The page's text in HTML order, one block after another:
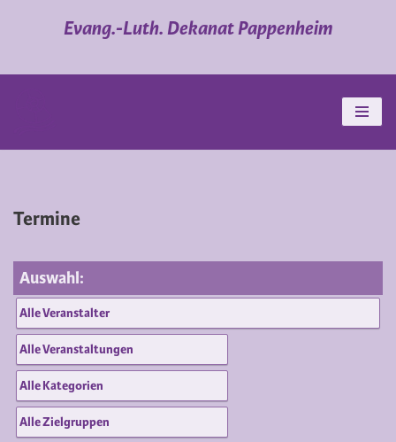
Evang.-Luth. Dekanat Pappenheim
Termine
Auswahl: